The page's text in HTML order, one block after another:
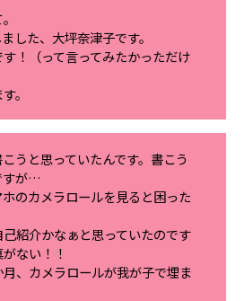
レゼント
した、大坪奈津子です。
！（って言ってみたかっただけ
。
うと思っていたんです。書こう
すが…
のカメラロールを見ると困った
己紹介かなぁと思っていたのです
ない！！
、カメラロールが我が子で埋ま